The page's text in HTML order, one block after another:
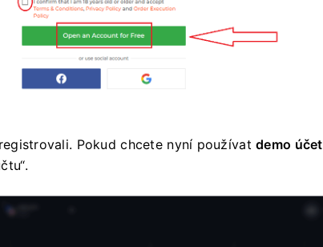
Pokud chcete nyní používatdemo účet